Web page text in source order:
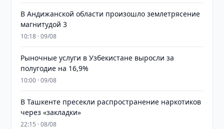
В Андижанской области произошло землетрясение
магнитудой 3
10:18 · 09/08
Рыночные услуги в Узбекистане выросли за
полугодие на 16,9%
10:00 · 09/08
В Ташкенте пресекли распространение наркотиков
через «закладки»
22:15 · 08/08